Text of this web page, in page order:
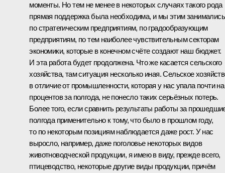
моменты. Но тем не менее в некоторых случаях такого рода
прямая поддержка была необходима, и мы этим занимались
по стратегическим предприятиям, по градообразующим
предприятиям, по тем наиболее чувствительным секторам
экономики, которые в конечном счёте создают наш бюджет.
И эта работа будет продолжена. Что же касается сельского
хозяйства, там ситуация несколько иная. Сельское
в отличие от промышленности, которая у нас упала почти
процентов за полгода, не понесло таких серьёзных потерь.
Более того, если сравнить результаты работы за
полгода применительно к тому, что было в прошлом году,
то по некоторым позициям наблюдается даже рост. У нас
выросло, например, даже поголовье некоторых видов
животноводческой продукции, я имею в виду, прежде всего,
птицеводство, некоторые другие виды продукции, причём